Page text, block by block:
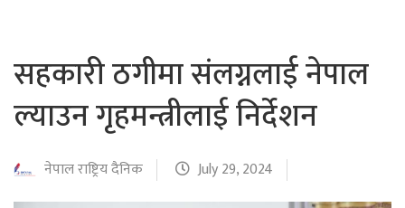
सहकारी ठगीमा संलग्नलाई नेपाल
ल्याउन गृहमन्त्रीलाई निर्देशन
नेपाल राष्ट्रिय दैनिक July 29, 2024